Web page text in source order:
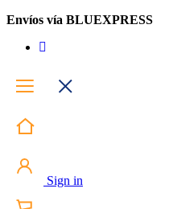
Envíos vía BLUEXPRESS
Sign in